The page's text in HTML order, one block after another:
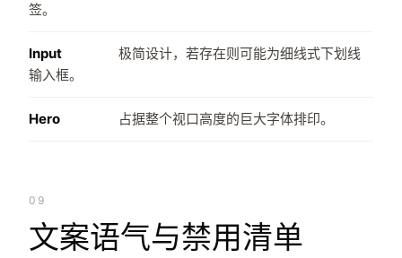
签。
Input
极简设计，若存在则可能为细线式下划线
输入框。
Hero 占据整个视口高度的巨大字体排印。
09
文案语气与禁用清单